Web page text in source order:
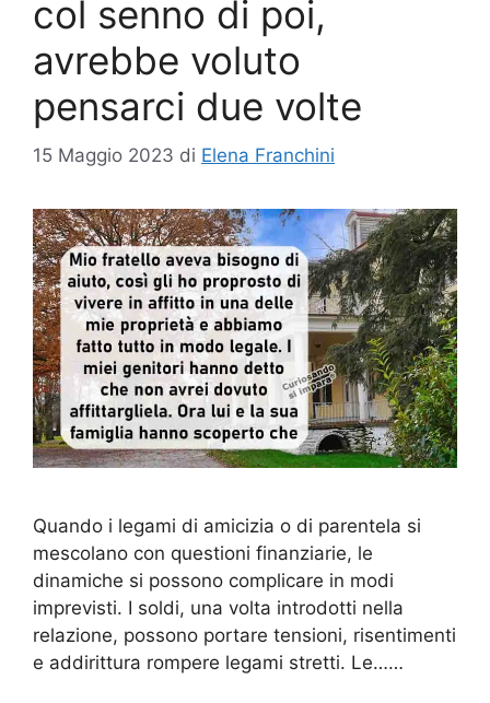
col senno di poi,
avrebbe voluto
pensarci due volte
15 Maggio 2023 di Elena Franchini
Quando i legami di amicizia o di parentela si
mescolano con questioni finanziarie, le
dinamiche si possono complicare in modi
imprevisti. I soldi, una volta introdotti nella
relazione, possono portare tensioni, risentimenti
e addirittura rompere legami stretti. Le……